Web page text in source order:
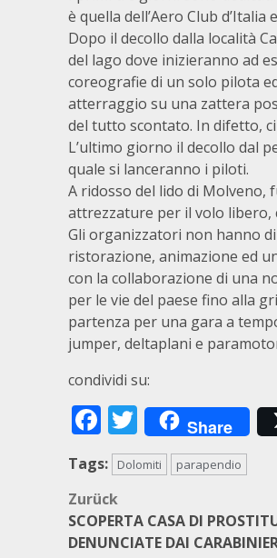
è quella dell’Aero Club d’Italia
Dopo il decollo dalla località
del lago dove inizieranno ad
coreografie di un solo pilota
atterraggio su una zattera
del tutto scontato. In difetto,
L’ultimo giorno il decollo dal
quale si lanceranno i piloti.
A ridosso del lido di
attrezzature per il volo libero,
Gli organizzatori non hanno
ristorazione, animazione ed
con la collaborazione di una
per le vie del paese fino alla
partenza per una gara a
jumper, deltaplani e
condividi su:
Facebook
Twitter
Share
Tags: Dolomiti parapendio
Zurück
SCOPERTA CASA DI
DENUNCIATE DAI